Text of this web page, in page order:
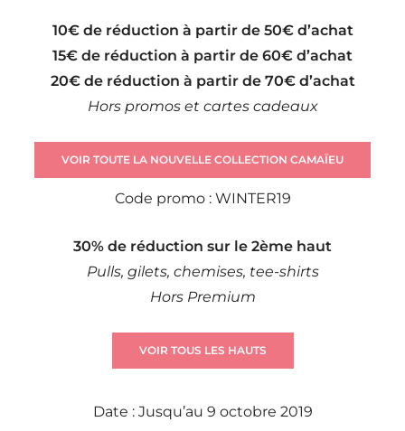
10€ de réduction à partir de 50€ d’achat
15€ de réduction à partir de 60€ d’achat
20€ de réduction à partir de 70€ d’achat
Hors promos et cartes cadeaux
VOIR TOUTE LA NOUVELLE COLLECTION CAMAÏEU
Code promo : WINTER19
30% de réduction sur le 2ème haut
Pulls, gilets, chemises, tee-shirts
Hors Premium
VOIR TOUS LES HAUTS
Date : Jusqu’au 9 octobre 2019